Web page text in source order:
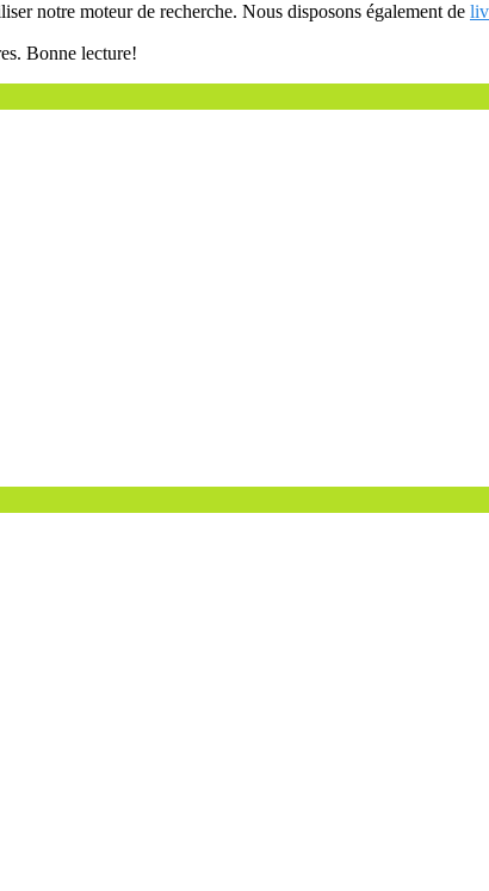
notre moteur de recherche. Nous disposons également de
Bonne lecture!